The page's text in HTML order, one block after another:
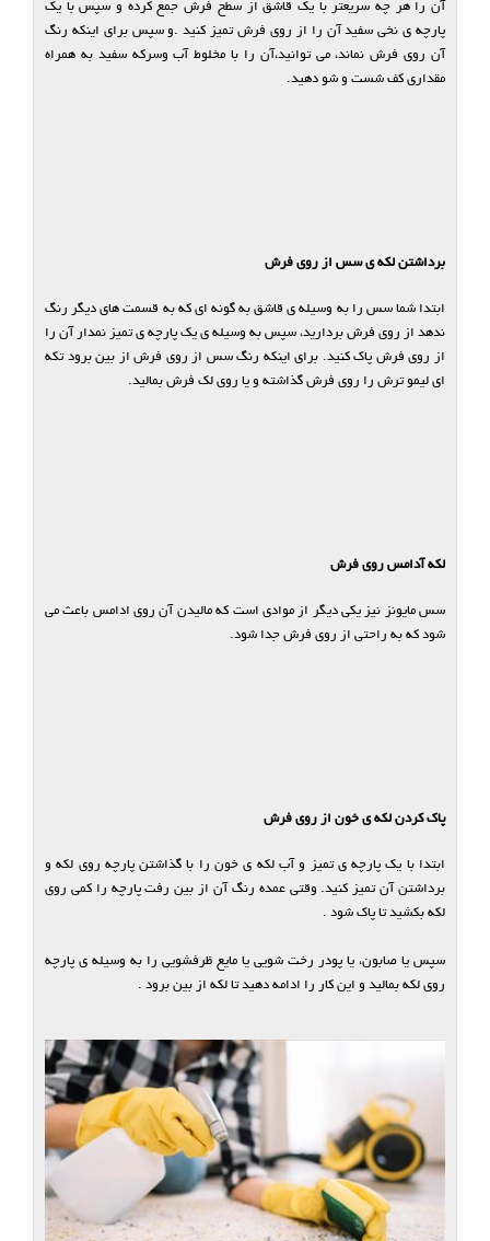
آن را هر چه سریعتر با یک قاشق از سطح فرش جمع کرده و سپس با یک
پارچه ی نخی سفید آن را از روی فرش تمیز کنید .و سپس برای اینکه رنگ
آن روی فرش نماند، می توانید،آن را با مخلوط آب وسرکه سفید به همراه
مقداری کف شست و شو دهید.
برداشتن لکه ی سس از روی فرش
ابتدا شما سس را به وسیله ی قاشق به گونه ای که به قسمت های دیگر رنگ
ندهد از روی فرش بردارید، سپس به وسیله ی یک پارچه ی تمیز نمدار آن را
از روی فرش پاک کنید. برای اینکه رنگ سس از روی فرش از بین برود تکه
ای لیمو ترش را روی فرش گذاشته و یا روی لک فرش بمالید.
لکه آدامس روی فرش
سس مایونز نیز یکی دیگر از موادی است که مالیدن آن روی ادامس باعث می
شود که به راحتی از روی فرش جدا شود.
پاک کردن لکه ی خون از روی فرش
ابتدا با یک پارچه ی تمیز و آب لکه ی خون را با گذاشتن پارچه روی لکه و
برداشتن آن تمیز کنید. وقتی عمده رنگ آن از بین رفت پارچه را کمی روی
لکه بکشید تا پاک شود .
سپس یا صابون، یا پودر رخت شویی یا مایع ظرفشویی را به وسیله ی پارچه
روی لکه بمالید و این کار را ادامه دهید تا لکه از بین برود .